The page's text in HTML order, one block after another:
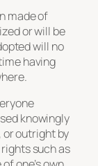
made of
or will be
will no
having
knowingly
outright by
such as